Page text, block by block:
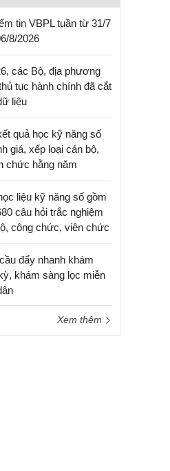
tin VBPL tuần từ 31/7
8/2026
các Bộ, địa phương
tục hành chính đã cắt
liệu
quả học kỹ năng số
giá, xếp loại cán bộ,
chức hằng năm
liệu kỹ năng số gồm
câu hỏi trắc nghiệm
công chức, viên chức
đẩy nhanh khám
khám sàng lọc miễn
Xem thêm